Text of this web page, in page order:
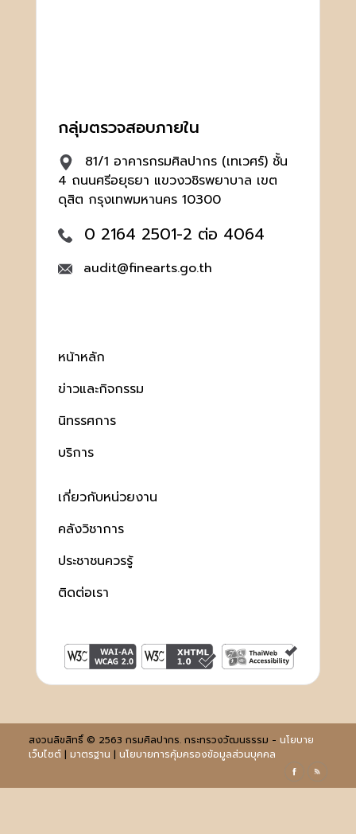
กลุ่มตรวจสอบภายใน
81/1 อาคารกรมศิลปากร (เทเวศร์) ชั้น
4 ถนนศรีอยุธยา แขวงวชิรพยาบาล เขต
ดุสิต กรุงเทพมหานคร 10300
0 2164 2501-2 ต่อ 4064
audit@finearts.go.th
หน้าหลัก
ข่าวและกิจกรรม
นิทรรศการ
บริการ
เกี่ยวกับหน่วยงาน
คลังวิชาการ
ประชาชนควรรู้
ติดต่อเรา
สงวนลิขสิทธิ์ © 2563 กรมศิลปากร. กระทรวงวัฒนธรรม - นโยบาย
เว็บไซต์| มาตรฐาน | นโยบายการคุ้มครองข้อมูลส่วนบุคคล